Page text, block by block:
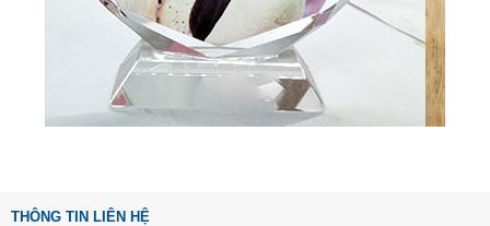
THÔNG TIN LIÊN HỆ